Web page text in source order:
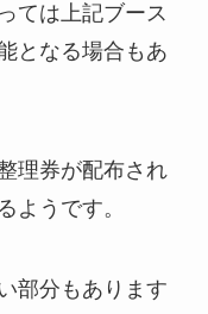
ては上記ブース
となる場合もあ
理券が配布され
ようです。
部分もあります